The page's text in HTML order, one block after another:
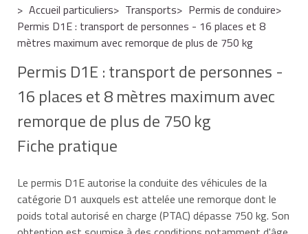
Accueil particuliers
Transports
Permis de conduire
Permis D1E : transport de personnes - 16 places et 8
mètres maximum avec remorque de plus de 750 kg
Permis D1E : transport de personnes -
16 places et 8 mètres maximum avec
remorque de plus de 750 kg
Fiche pratique
Le permis D1E autorise la conduite des véhicules de la
catégorie D1 auxquels est attelée une remorque dont le
poids total autorisé en charge (PTAC) dépasse 750 kg. Son